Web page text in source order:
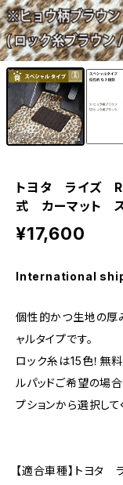
トヨタ ライズ
式 カーマット
¥17,600
International
個性的かつ生地の厚
ャルタイプです。
ロック糸は15色！無
ルパッドご希望の場
プションから選択して
【適合車種】トヨタ